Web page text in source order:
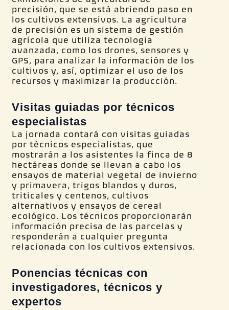
precisión, que se está abriendo paso en
los cultivos extensivos. La agricultura
de precisión es un sistema de gestión
agrícola que utiliza tecnología
avanzada, como los drones, sensores y
GPS, para analizar la información de los
cultivos y, así, optimizar el uso de los
recursos y maximizar la producción.
Visitas guiadas por técnicos
especialistas
La jornada contará con visitas guiadas
por técnicos especialistas, que
mostrarán a los asistentes la finca de 8
hectáreas donde se llevan a cabo los
ensayos de material vegetal de invierno
y primavera, trigos blandos y duros,
triticales y centenos, cultivos
alternativos y ensayos de cereal
ecológico. Los técnicos proporcionarán
información precisa de las parcelas y
responderán a cualquier pregunta
relacionada con los cultivos extensivos.
Ponencias técnicas con
investigadores, técnicos y
expertos